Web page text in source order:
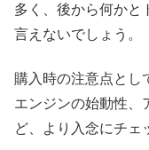
多く、後から何かと
言えないでしょう。
購入時の注意点とし
エンジンの始動性、
ど、より入念にチェ